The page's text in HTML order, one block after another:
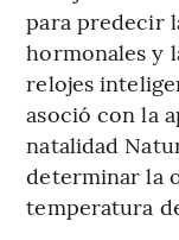
para predecir
hormonales y
relojes
asoció con la
natalidad
determinar la
temperatura